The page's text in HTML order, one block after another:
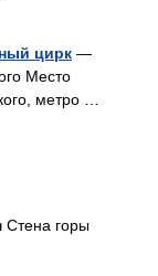
цирк —
Место
метро …
горы